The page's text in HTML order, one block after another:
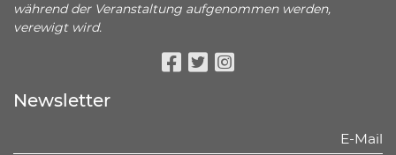
während der Veranstaltung aufgenommen werden,
verewigt wird.
Newsletter